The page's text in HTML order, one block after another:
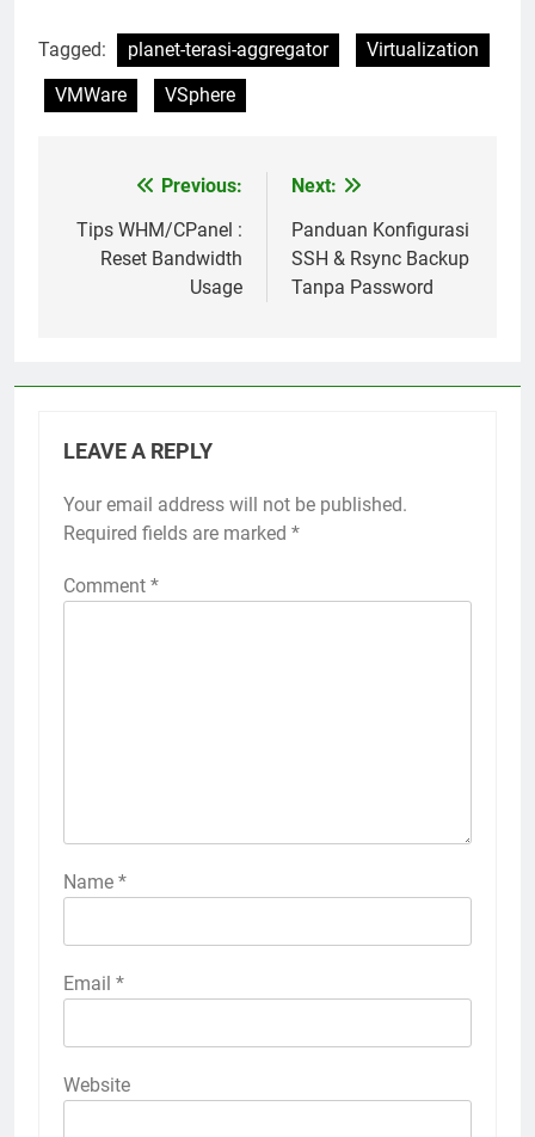
Tagged: planet-terasi-aggregator
Virtualization
VMWare
VSphere
navigation
Previous:
Tips WHM/CPanel :
Reset Bandwidth
Usage
Next:
Panduan Konfigurasi
SSH & Rsync Backup
Tanpa Password
LEAVE A REPLY
Your email address will not be published.
Required fields are marked *
Comment *
Name *
Email *
Website